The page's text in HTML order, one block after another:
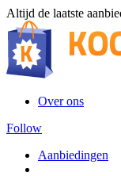
Altijd de laatste
Over ons
Follow
Aanbiedingen